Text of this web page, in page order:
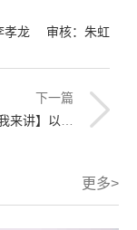
孝龙 审核：朱虹
下一篇
边的党的故事——暨庆祝中国共产党成立100周年
更多>